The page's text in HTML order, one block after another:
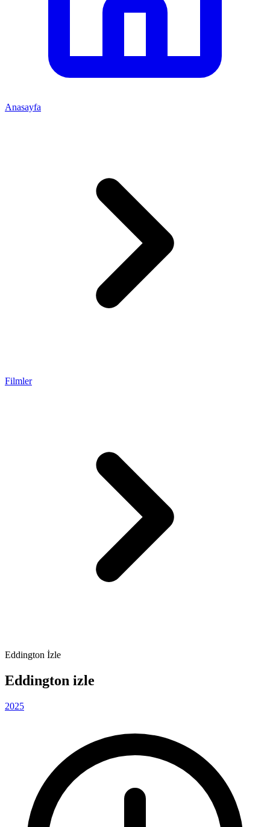
Anasayfa
Filmler
Eddington İzle
Eddington izle
2025